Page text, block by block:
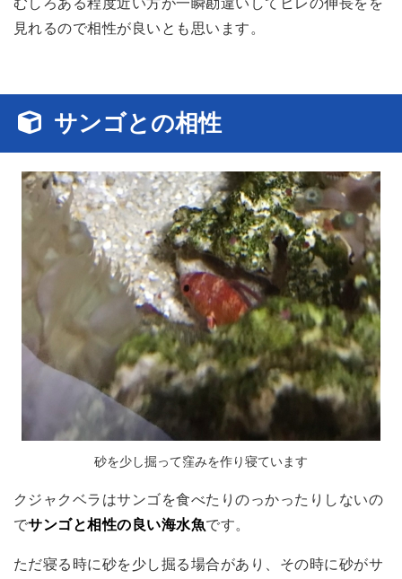
見れるので相性が良いとも思います。
サンゴとの相性
砂を少し掘って窪みを作り寝ています
クジャクベラはサンゴを食べたりのっかったりしないの
でサンゴと相性の良い海水魚です。
ただ寝る時に砂を少し掘る場合があり、その時に砂がサ